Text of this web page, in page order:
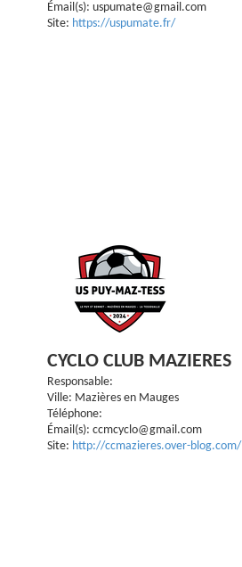
Émail(s): uspumate@gmail.com
Site: https://uspumate.fr/
CYCLO CLUB MAZIERES
Responsable:
Ville: Mazières en Mauges
Téléphone:
Émail(s): ccmcyclo@gmail.com
Site: http://ccmazieres.over-blog.com/